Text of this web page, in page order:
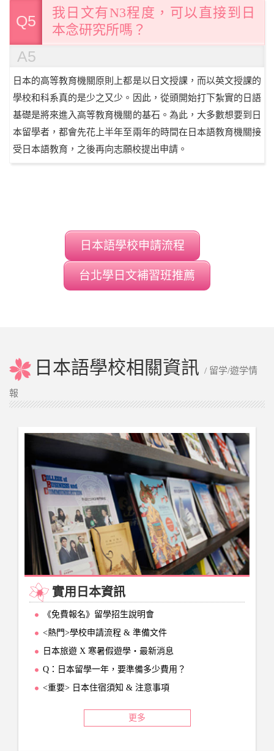
Q5
我日文有N3程度，可以直接到日
本念研究所嗎？
A5
日本的高等教育機關原則上都是以日文授課，而以英文授課的
學校和科系真的是少之又少。因此，從頭開始打下紮實的日語
基礎是將來進入高等教育機關的基石。為此，大多數想要到日
本留學者，都會先花上半年至兩年的時間在日本語教育機關接
受日本語教育，之後再向志願校提出申請。
日本語學校申請流程
台北學日文補習班推薦
日本語學校相關資訊/ 留学/遊学情
報
實用日本資訊
《免費報名》留學招生說明會
<熱門>學校申請流程 & 準備文件
日本旅遊 X 寒暑假遊學‧最新消息
Q：日本留學一年，要準備多少費用？
<重要> 日本住宿須知 & 注意事項
更多